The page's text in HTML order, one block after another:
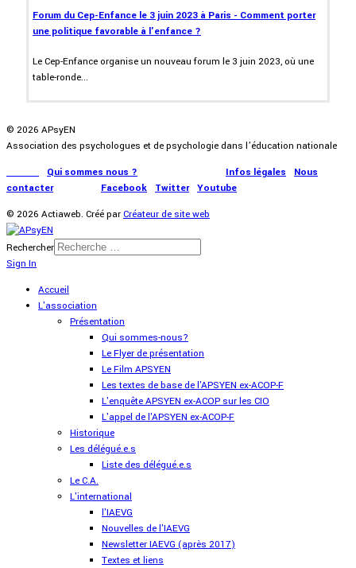
Forum du Cep-Enfance le 3 juin 2023 à Paris - Comment porter
une politique favorable à l'enfance ?
Le Cep-Enfance organise un nouveau forum le 3 juin 2023, où une
table-ronde...
© 2026 APsyEN
Association des psychologues et de psychologie dans l’éducation nationale
Qui sommes nous ? Infos légales
Nous
contacter| Facebook Twitter| Youtube
© 2026 Actiaweb. Créé parCréateur de site web
Rechercher
Sign In
Accueil
L'association
Présentation
Qui sommes-nous?
Le Flyer de présentation
Le Film APSYEN
Les textes de base de l'APSYEN ex-ACOP-F
L'enquête APSYEN ex-ACOP sur les CIO
L'appel de l'APSYEN ex-ACOP-F
Historique
Les délégué.e.s
Liste des délégué.e.s
Le C.A.
L'international
l'IAEVG
Nouvelles de l'IAEVG
Newsletter IAEVG (après 2017)
Textes et liens